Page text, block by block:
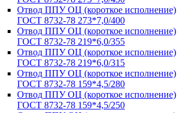
Отвод ППУ ОЦ (короткое исполнение)
ГОСТ 8732-78 273*7,0/400
Отвод ППУ ОЦ (короткое исполнение)
ГОСТ 8732-78 219*6,0/355
Отвод ППУ ОЦ (короткое исполнение)
ГОСТ 8732-78 219*6,0/315
Отвод ППУ ОЦ (короткое исполнение)
ГОСТ 8732-78 159*4,5/280
Отвод ППУ ОЦ (короткое исполнение)
ГОСТ 8732-78 159*4,5/250